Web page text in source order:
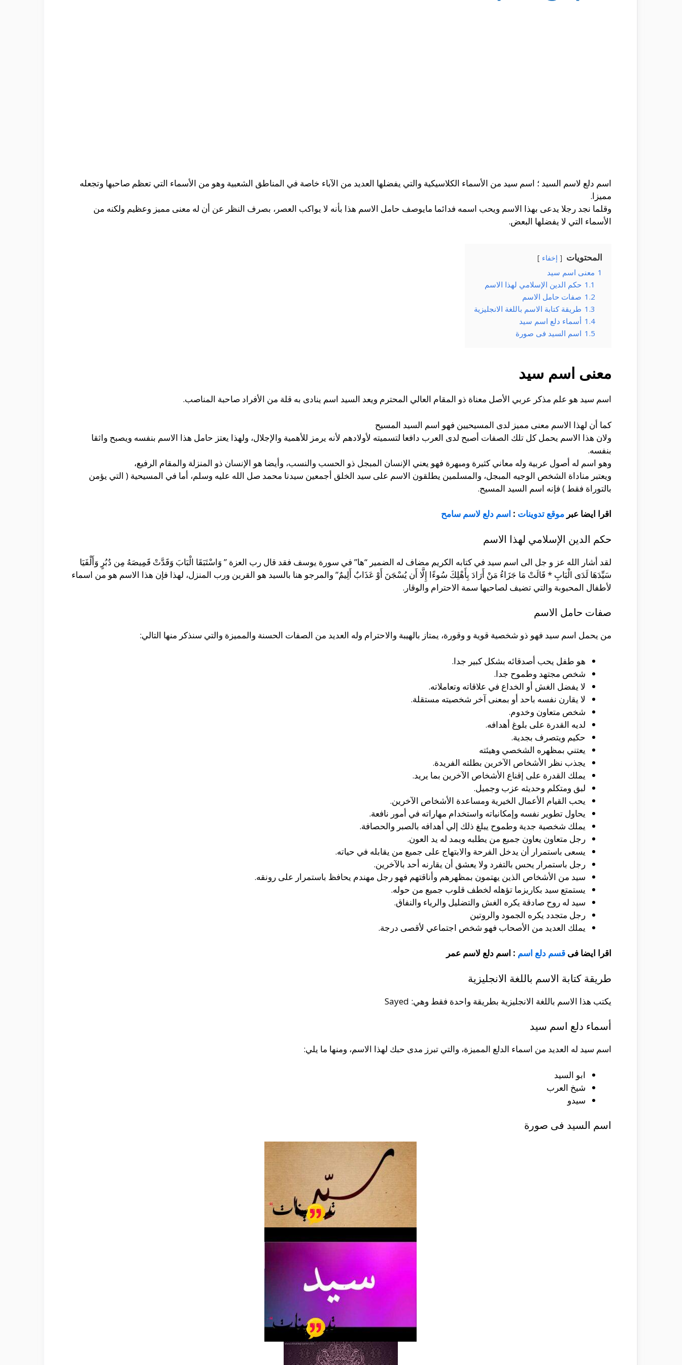
اسم دلع لاسم السيد ؛ اسم سيد من الأسماء الكلاسيكية والتي يفضلها العديد من الآباء خاصة في المناطق الشعبية وهو من الأسماء التي تعظم صاحبها وتجعله
مميزا.
وقلما نجد رجلا يدعى بهذا الاسم ويحب اسمه فدائما مايوصف حامل الاسم هذا بأنه لا يواكب العصر، بصرف النظر عن أن له معنى مميز وعظيم ولكنه من
الأسماء التي لا يفضلها البعض.
المحتويات إخفاء
1 معنى اسم سيد
1.1 حكم الدين الإسلامي لهذا الاسم
1.2 صفات حامل الاسم
1.3 طريقة كتابة الاسم باللغة الانجليزية
1.4 أسماء دلع اسم سيد
1.5 اسم السيد فى صورة
معنى اسم سيد
اسم سيد هو علم مذكر عربي الأصل معناة ذو المقام العالي المحترم ويعد السيد اسم ينادى به قلة من الأفراد صاحبة المناصب.
كما أن لهذا الاسم معنى مميز لدى المسيحيين فهو اسم السيد المسيح
ولان هذا الاسم يحمل كل تلك الصفات أصبح لدى العرب دافعا لتسميته لأولادهم لأنه يرمز للأهمية والإجلال، ولهذا يعتز حامل هذا الاسم بنفسه ويصبح واثقا
بنفسه.
وهو اسم له أصول عربية وله معاني كثيرة ومبهرة فهو يعني الإنسان المبجل ذو الحسب والنسب، وأيضا هو الإنسان ذو المنزلة والمقام الرفيع،
ويعتبر مناداة الشخص الوجيه المبجل، والمسلمين يطلقون الاسم على سيد الخلق أجمعين سيدنا محمد صل الله عليه وسلم، أما في المسيحية ( التي يؤمن
بالتوراة فقط ) فإنه اسم السيد المسيح.
اقرا ايضا عبر موقع تدوينات : اسم دلع لاسم سامح
حكم الدين الإسلامي لهذا الاسم
لقد أشار الله عز و جل الى اسم سيد في كتابه الكريم مضاف له الضمير “ها” في سورة يوسف فقد قال رب العزة ” وَاسْتَبَقَا الْبَابَ وَقَدَّتْ قَمِيصَهُ مِن دُبُرٍ وَأَلْفَيَا
سَيِّدَهَا لَدَى الْبَابِ * قَالَتْ مَا جَزَاءُ مَنْ أَرَادَ بِأَهْلِكَ سُوءًا إِلَّا أَن يُسْجَنَ أَوْ عَذَابٌ أَلِيمٌ” والمرجو هنا بالسيد هو القرين ورب المنزل، لهذا فإن هذا الاسم هو من اسماء
لأطفال المحبوبة والتي تضيف لصاحبها سمة الاحترام والوقار.
صفات حامل الاسم
من يحمل اسم سيد فهو ذو شخصية قوية و وقورة، يمتاز بالهيبة والاحترام وله العديد من الصفات الحسنة والمميزة والتي سنذكر منها التالي:
هو طفل يحب أصدقائه بشكل كبير جدا.
شخص مجتهد وطموح جدا.
لا يفضل الغش أو الخداع في علاقاته وتعاملاته.
لا يقارن نفسه باحد أو بمعنى آخر شخصيته مستقلة.
شخص متعاون وخدوم.
لديه القدرة على بلوغ أهدافه.
حكيم ويتصرف بجدية.
يعتني بمظهره الشخصي وهيئته
يجذب نظر الأشخاص الآخرين بطلته الفريدة.
يملك القدرة على إقناع الأشخاص الآخرين بما يريد.
لبق ومتكلم وحديثه عزب وجميل.
يحب القيام الأعمال الخيرية ومساعدة الأشخاص الآخرين.
يحاول تطوير نفسه وإمكانياته واستخدام مهاراته في أمور نافعة.
يملك شخصية جدية وطموح يبلغ ذلك إلي أهدافه بالصبر والحصافة.
رجل متعاون يعاون جميع من يطلبه ويمد له يد العون.
يسعى باستمرار أن يدخل الفرحة والابتهاج على جميع من يقابله في حياته.
رجل باستمرار يحس بالتفرد ولا يعشق أن يقارنه أحد بالآخرين.
سيد من الأشخاص الذين يهتمون بمظهرهم وأناقتهم فهو رجل مهندم يحافظ باستمرار على رونقه.
يستمتع سيد بكاريزما تؤهله لخطف قلوب جميع من حوله.
سيد له روح صادقة يكره الغش والتضليل والرياء والنفاق.
رجل متجدد يكره الجمود والروتين
يملك العديد من الأصحاب فهو شخص اجتماعي لأقصى درجة.
اقرا ايضا فى قسم دلع اسم : اسم دلع لاسم عمر
طريقة كتابة الاسم باللغة الانجليزية
يكتب هذا الاسم باللغة الانجليزية بطريقة واحدة فقط وهي: Sayed
أسماء دلع اسم سيد
اسم سيد له العديد من اسماء الدلع المميزة، والتي تبرز مدى حبك لهذا الاسم، ومنها ما يلي:
ابو السيد
شيخ العرب
سيدو
اسم السيد فى صورة